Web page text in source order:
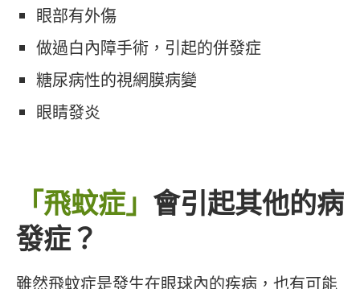
眼部有外傷
做過白內障手術，引起的併發症
糖尿病性的視網膜病變
眼睛發炎
「飛蚊症」 會引起其他的病
發症？
雖然飛蚊症是發生在眼球內的疾病，也有可能